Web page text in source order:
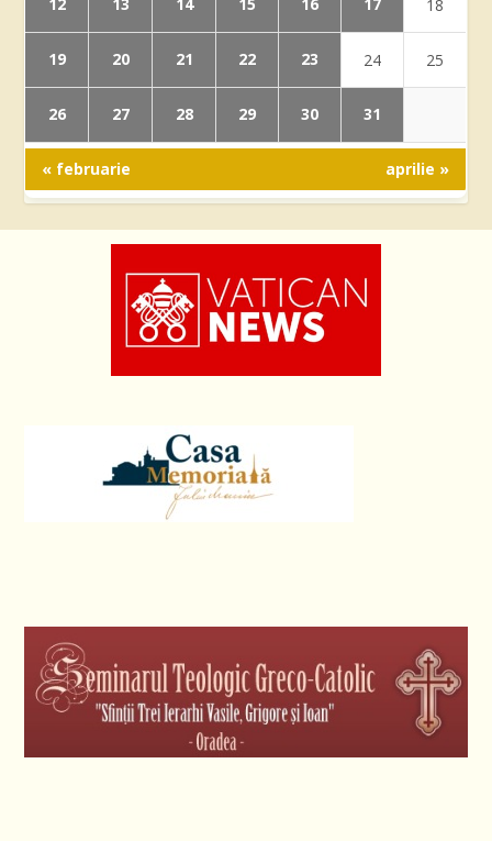
18
19 20 21 22 23 24 25
26 27 28 29 30 31
« februarie aprilie »